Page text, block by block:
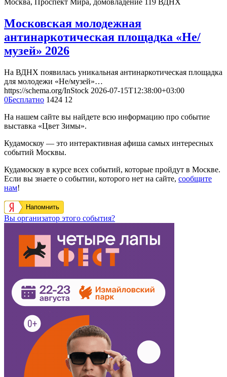
Московская молодежная
антинаркотическая площадка «Не/
музей» 2026
На ВДНХ появилась уникальная антинаркотическая площадка
для молодежи «Не/музей»…
https://schema.org/InStock 2026-07-15T12:38:00+03:00
0Бесплатно 1424 12
На нашем сайте вы найдете всю информацию про событие
выставка «Цвет Зимы».
Кудамоскоу — это интерактивная афиша самых интересных
событий Москвы.
Кудамоскоу в курсе всех событий, которые пройдут в Москве.
Если вы знаете о событии, которого нет на сайте, сообщите
нам!
Напомнить
Вы организатор этого события?